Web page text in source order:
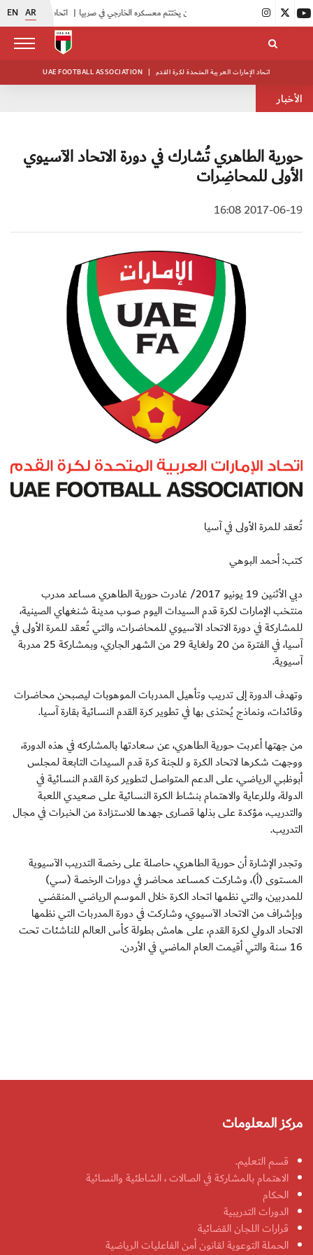
EN AR اتحاد الكرة يُنظم ورشة عمل للمراقبين المعتمدين |
UAE FOOTBALL ASSOCIATION | اتحاد الإمارات العربية المتحدة لكرة القدم
الأخبار
حورية الطاهري تُشارك في دورة الاتحاد الآسيوي
الأولى للمحاضِرات
2017-06-19 16:08
تُعقد للمرة الأولى في آسيا
كتب: أحمد البوهي
دبي الأثنين 19 يونيو 2017/ غادرت حورية الطاهري مساعد مدرب
منتخب الإمارات لكرة قدم السيدات اليوم صوب مدينة شنغهاي الصينية،
للمشاركة في دورة الاتحاد الآسيوي للمحاضرات، والتي تُعقد للمرة الأولى في
آسيا، في الفترة من 20 ولغاية 29 من الشهر الجاري، وبمشاركة 25 مدربة
آسيوية.
وتهدف الدورة إلى تدريب وتأهيل المدربات الموهوبات ليصبحن محاضرات
وقائدات، ونماذج يُحتذى بها في تطوير كرة القدم النسائية بقارة آسيا.
من جهتها أعربت حورية الطاهري، عن سعادتها بالمشاركه في هذه الدورة،
ووجهت شكرها لاتحاد الكرة و للجنة كرة قدم السيدات التابعة لمجلس
أبوظبي الرياضي، على الدعم المتواصل لتطوير كرة القدم النسائية في
الدولة، وللرعاية والاهتمام بنشاط الكرة النسائية على صعيدي اللعبة
والتدريب، مؤكدة على بذلها قصارى جهدها للاستزادة من الخبرات في مجال
التدريب.
وتجدر الإشارة أن حورية الطاهري، حاصلة على رخصة التدريب الآسيوية
المستوى (أ)، وشاركت كمساعد محاضر في دورات الرخصة (سي)
للمدربين، والتي نظمها اتحاد الكرة خلال الموسم الرياضي المنقضي
وبإشراف من الاتحاد الآسيوي، وشاركت في دورة المدربات التي نظمها
الاتحاد الدولي لكرة القدم، على هامش بطولة كأس العالم للناشئات تحت
16 سنة والتي أقيمت العام الماضي في الأردن.
مركز المعلومات
قسم التعليم.
الاهتمام بالمشاركة في الصالات ، الشاطئية والنسائية
الحكام
الدورات التدريبية
قرارات اللجان القضائية
الحملة التوعوية لقانون أمن الفاعليات الرياضية